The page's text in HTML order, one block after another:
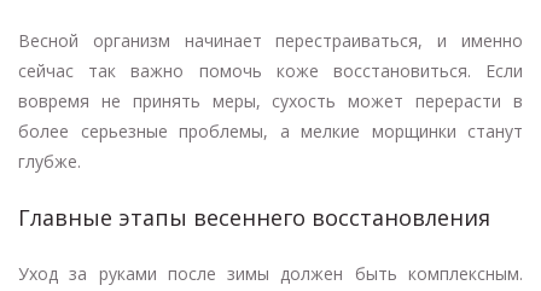
Весной организм начинает перестраиваться, и именно
сейчас так важно помочь коже восстановиться. Если
вовремя не принять меры, сухость может перерасти в
более серьезные проблемы, а мелкие морщинки станут
глубже.
Главные этапы весеннего восстановления
Уход за руками после зимы должен быть комплексным.